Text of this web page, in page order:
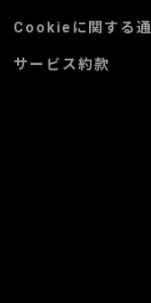
Cookieに関する
サービス約款